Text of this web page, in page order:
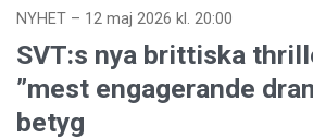
NYHET – 12 maj 2026 kl. 20:00
SVT:s nya brittiska
”mest engagerande
betyg